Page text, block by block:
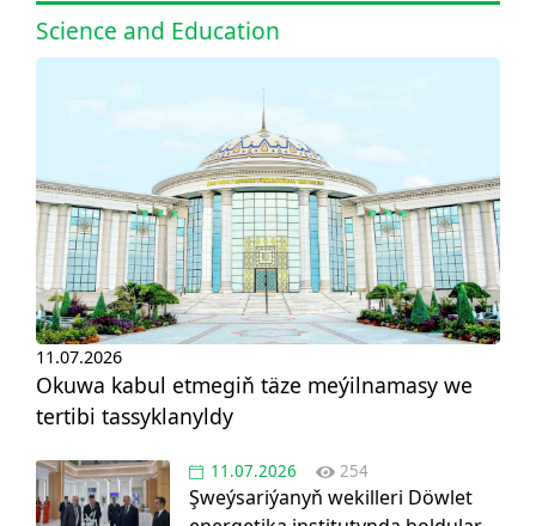
Science and Education
11.07.2026
Okuwa kabul etmegiň täze meýilnamasy we
tertibi tassyklanyldy
11.07.2026 254
Şweýsariýanyň wekilleri Döwlet